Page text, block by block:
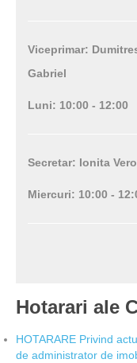
Viceprimar:
Gabriel
Luni: 10:00 - 12:00
Secretar: Ionita
Miercuri: 10:00 -
Hotarari ale
HOTARARE Privind
de administrator de